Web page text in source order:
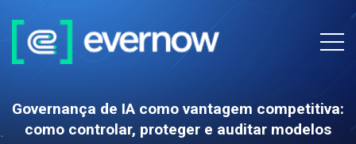
Governança de IA como vantagem competitiva:
como controlar, proteger e auditar modelos